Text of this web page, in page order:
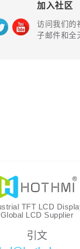
加入社区
访问我们的
子邮件和全
TFT LCD
Global LCD Supplier
引文